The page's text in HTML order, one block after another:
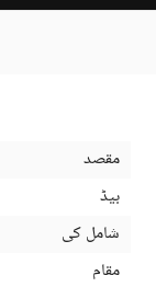
مقصد
بیڈ
شامل کی
مقام